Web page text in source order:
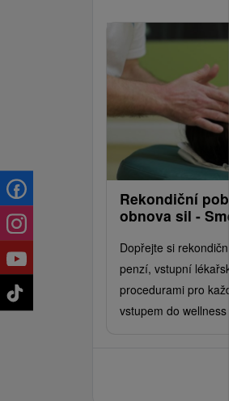
Rekondiční
obnova sil -
Dopřejte si rekondiční
penzí, vstupní
procedurami pro
vstupem do wellness